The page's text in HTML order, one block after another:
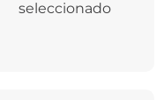
seleccionado